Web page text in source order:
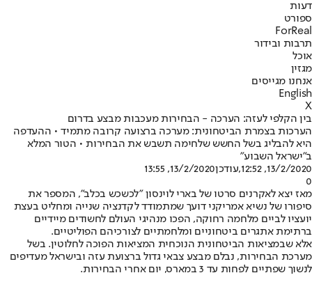
דעות
ספורט
ForReal
תרבות ובידור
אוכל
מגזין
אנחנו מגייסים
English
X
בין הקלפי לעזה: הערכה - הבחירות מעכבות מבצע בדרום
הערכות בצמרת הביטחונית: מערכה ברצועה קרובה מתמיד • ההעדפה
היא להבליג בשל החשש שלחימה תשבש את הבחירות • הטור המלא
ב"ישראל השבוע"
13/2/2020, 12:52
,עודכן13/2/2020, 13:55
0
מאז יצא לאקרנים סרטו של בארי לוינסון "לכשכש בכלב", המספר את
סיפורו של נשיא אמריקני דועך שמתמודד לקדנציה שנייה ומחליט בעצת
יועציו לביים מלחמה רחוקה, הפכו מנהיגי העולם לחשודים מיידיים
ברתימת אתגרים ביטחוניים ומלחמתיים לצורכיהם הפוליטיים.
אלא שבמציאות הביטחונית הנוכחית המציאות הפוכה לחלוטין. בשל
מערכת הבחירות, נבלם מבצע צבאי גדול ברצועת עזה ובישראל מעדיפים
לנשוך שפתיים לפחות עד 3 במארס, יום אחרי הבחירות.